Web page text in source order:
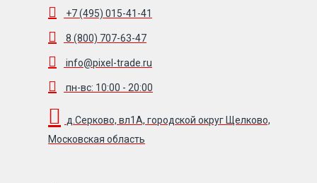
+7 (495) 015-41-41
8 (800) 707-63-47
info@pixel-trade.ru
пн-вс: 10:00 - 20:00
д.Серково, вл1А, городской округ Щелково,
Московская область